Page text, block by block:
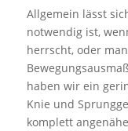
Allgemein lässt
notwendig ist,
herrscht, oder
haben wir ein
Knie und
komplett